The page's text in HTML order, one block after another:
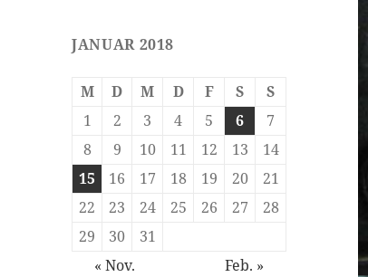
JANUAR 2018
M D M D F S
S
1
2 3 4 5 6
7
8
9 10 11 12 13
14
15
16 17 18 19 20
21
22
23 24 25 26 27
28
29
30
31
« Nov.
Feb. »